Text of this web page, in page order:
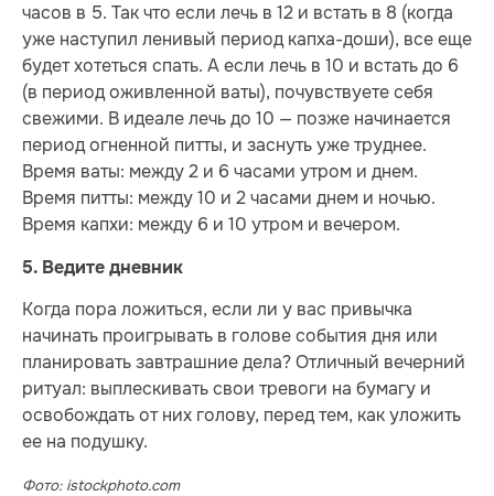
часов в 5. Так что если лечь в 12 и встать в 8 (когда
уже наступил ленивый период капха-доши), все еще
будет хотеться спать. А если лечь в 10 и встать до 6
(в период оживленной ваты), почувствуете себя
свежими. В идеале лечь до 10 — позже начинается
период огненной питты, и заснуть уже труднее.
Время ваты: между 2 и 6 часами утром и днем.
Время питты: между 10 и 2 часами днем и ночью.
Время капхи: между 6 и 10 утром и вечером.
5. Ведите дневник
Когда пора ложиться, если ли у вас привычка
начинать проигрывать в голове события дня или
планировать завтрашние дела? Отличный вечерний
ритуал: выплескивать свои тревоги на бумагу и
освобождать от них голову, перед тем, как уложить
ее на подушку.
Фото: istockphoto.com